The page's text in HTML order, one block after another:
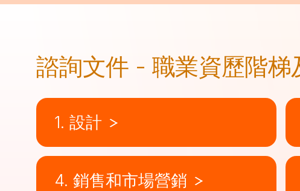
諮詢文件 - 職業資歷階
1. 設計
4. 銷售和市場營銷